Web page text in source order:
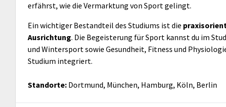
erfährst, wie die Vermarktung von Sport gelingt.
Ein wichtiger Bestandteil des Studiums ist die
Ausrichtung. Die Begeisterung für Sport kannst du im
und Wintersport sowie Gesundheit, Fitness und
Studium integriert.
Standorte: Dortmund, München, Hamburg, Köln, Berlin